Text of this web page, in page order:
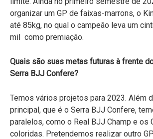
organizar um GP de faixas-marrons, o
até 85kg, no qual o campeão leva um
mil como premiação.
Quais são suas metas futuras à frente
Serra BJJ Confere?
Temos vários projetos para 2023. Além
principal, que é o Serra BJJ Confere,
paralelos, como o Real BJJ Champ e os
coloridas. Pretendemos realizar outro